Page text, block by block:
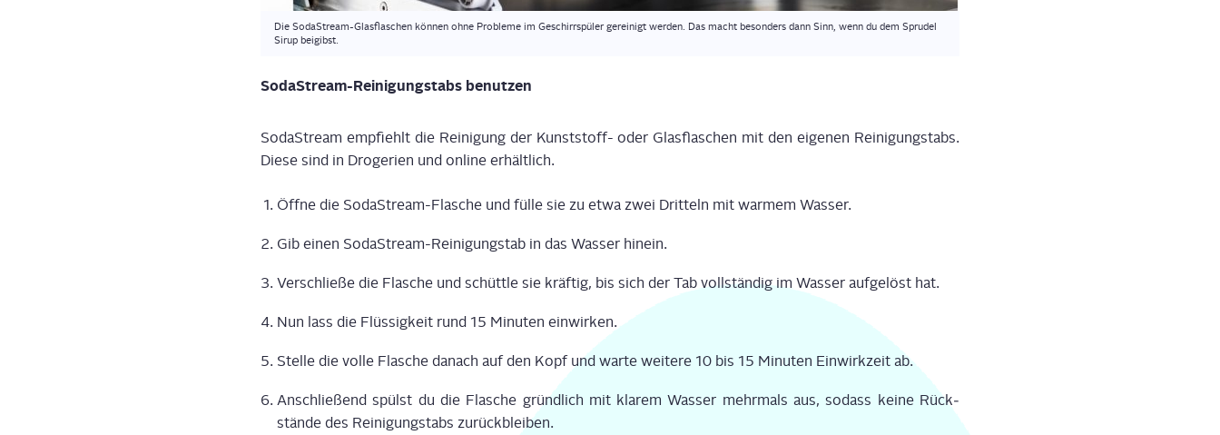
Die Soda­Stream-Glas­fla­schen kön­nen ohne Pro­ble­me im Geschirr­spü­ler gerei­nigt wer­den. Das macht beson­ders dann Sinn, wenn du dem Spru­del
Sirup beigibst.
Soda­Stream-Rei­ni­gung­stabs benutzen
Soda­Stream emp­fiehlt die Rei­ni­gung der Kunst­stoff- oder Glas­fla­schen mit den eige­nen Rei­ni­gung­stabs.
Die­se sind in Dro­ge­rien und online erhält­lich.
Öff­ne die Soda­Stream-Fla­sche und fül­le sie zu etwa zwei Drit­teln mit war­mem Was­ser.
Gib einen Soda­Stream-Rei­ni­gung­stab in das Was­ser hin­ein.
Ver­schlie­ße die Fla­sche und schütt­le sie kräf­tig, bis sich der Tab voll­stän­dig im Was­ser auf­ge­löst hat.
Nun lass die Flüs­sig­keit rund 15 Minu­ten ein­wir­ken.
Stel­le die vol­le Fla­sche danach auf den Kopf und war­te wei­te­re 10 bis 15 Minu­ten Ein­wirk­zeit ab.
Anschlie­ßend spülst du die Fla­sche gründ­lich mit kla­rem Was­ser mehr­mals aus, sodass kei­ne Rück­
stän­de des Rei­ni­gung­stabs zurück­blei­ben.